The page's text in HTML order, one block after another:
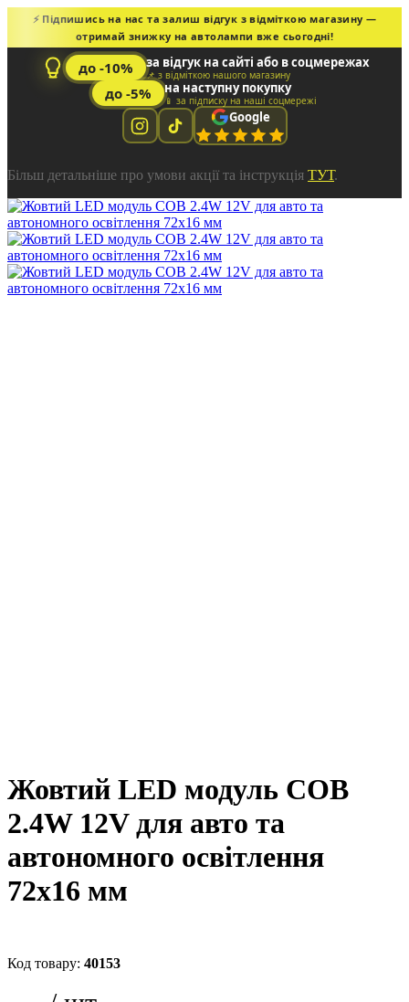
⚡ Підпишись на нас та залиш відгук з відміткою магазину —
отримай знижку на автолампи вже сьогодні!
до -10% за відгук на сайті або в соцмережах
📌 з відміткою нашого магазину
до -5% на наступну покупку
📱 за підписку на наші соцмережі
Google
Більш детальніше про умови акції та інструкція ТУТ.
Жовтий LED модуль COB
2.4W 12V для авто та
автономного освітлення
72х16 мм
40153